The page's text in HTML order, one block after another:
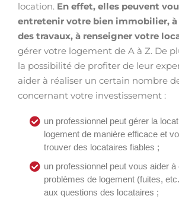
location. En effet, elles peuvent
entretenir votre bien immobilier,
des travaux, à renseigner votre
gérer votre logement de A à Z. De
la possibilité de profiter de leur
aider à réaliser un certain nombre
concernant votre investissement :
un professionnel peut gérer la
logement de manière efficace et
trouver des locataires fiables ;
un professionnel peut vous aider à
problèmes de logement (fuites,
aux questions des locataires ;